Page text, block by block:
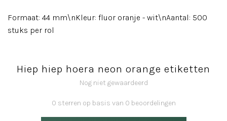
Formaat: 44 mm\nKleur: fluor oranje - wit\nAantal: 500
stuks per rol
Hiep hiep hoera neon orange etiketten
Nog niet gewaardeerd
0 sterren op basis van 0 beoordelingen